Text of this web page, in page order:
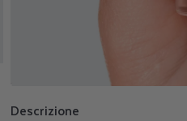
Descrizione